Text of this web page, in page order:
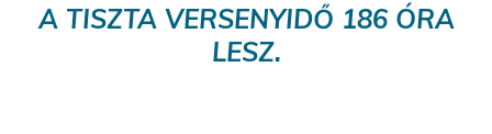
A TISZTA VERSENYIDŐ 186 ÓRA
LESZ.